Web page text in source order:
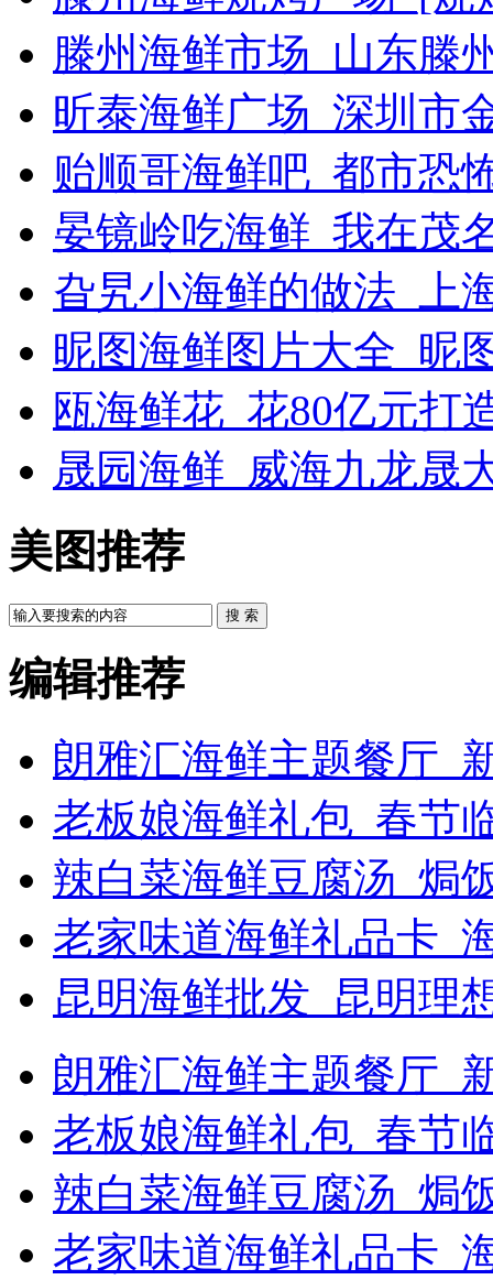
滕州海鲜市场_山东滕
昕泰海鲜广场_深圳市
贻顺哥海鲜吧_都市恐
晏镜岭吃海鲜_我在茂
旮旯小海鲜的做法_上
昵图海鲜图片大全_昵
瓯海鲜花_花80亿元打
晟园海鲜_威海九龙晟
美图推荐
搜 索
编辑推荐
朗雅汇海鲜主题餐厅_
老板娘海鲜礼包_春节
辣白菜海鲜豆腐汤_焗
老家味道海鲜礼品卡_
昆明海鲜批发_昆明理
朗雅汇海鲜主题餐厅_
老板娘海鲜礼包_春节
辣白菜海鲜豆腐汤_焗
老家味道海鲜礼品卡_